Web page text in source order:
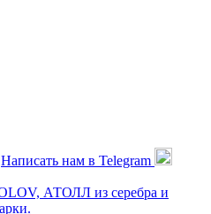
Написать нам в Telegram